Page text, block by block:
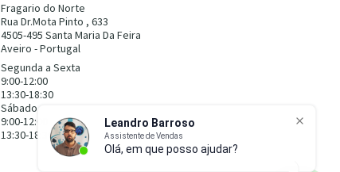
Fragario do Norte
Rua Dr.Mota Pinto , 633
4505-495 Santa Maria Da Feira
Aveiro - Portugal
Segunda a Sexta
9:00-12:00
13:30-18:30
Sábado
9:00-12:00
13:30-18:30